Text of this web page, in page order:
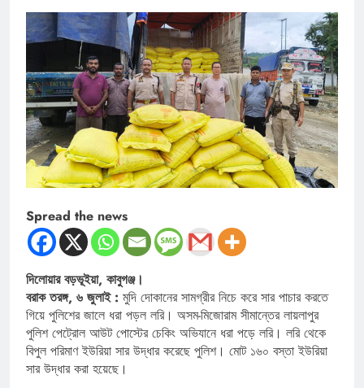
Spread the news
দিলোয়ার বড়ভূইয়া, কাবুগঞ্জ।
বরাক তরঙ্গ, ৬ জুলাই : মুদি দোকানের সামগ্রীর নিচে করে সার পাচার করতে
গিয়ে পুলিশের জালে ধরা পড়ল লরি। অসম-মিজোরাম সীমান্তের লায়লাপুর
পুলিশ পেট্রোল আউট পোস্টের চেকিং অভিযানে ধরা পড়ে লরি। লরি থেকে
বিপুল পরিমাণ ইউরিয়া সার উদ্ধার করেছে পুলিশ। মোট ১৬০ বস্তা ইউরিয়া
সার উদ্ধার করা হয়েছে।